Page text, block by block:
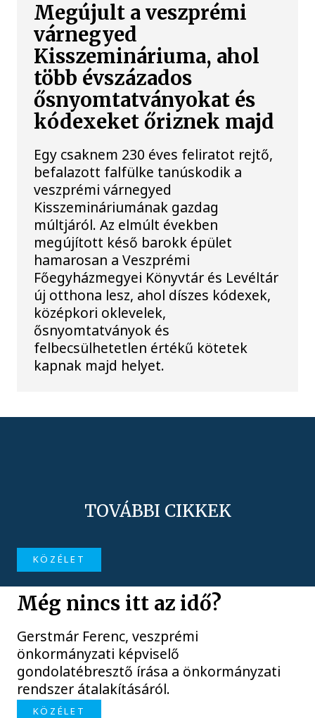
Megújult a veszprémi
várnegyed
Kisszemináriuma, ahol
több évszázados
ősnyomtatványokat és
kódexeket őriznek majd
Egy csaknem 230 éves feliratot rejtő,
befalazott falfülke tanúskodik a
veszprémi várnegyed
Kisszemináriumának gazdag
múltjáról. Az elmúlt években
megújított késő barokk épület
hamarosan a Veszprémi
Főegyházmegyei Könyvtár és Levéltár
új otthona lesz, ahol díszes kódexek,
középkori oklevelek,
ősnyomtatványok és
felbecsülhetetlen értékű kötetek
kapnak majd helyet.
TOVÁBBI CIKKEK
KÖZÉLET
Még nincs itt az idő?
Gerstmár Ferenc, veszprémi
önkormányzati képviselő
gondolatébresztő írása a önkormányzati
rendszer átalakításáról.
KÖZÉLET